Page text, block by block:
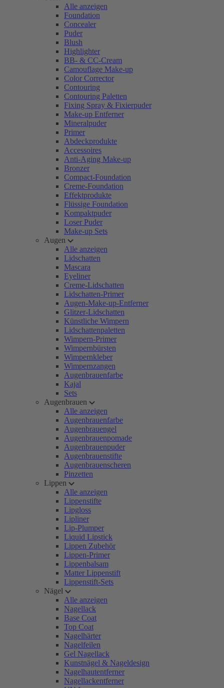
Alle anzeigen
Foundation
Concealer
Puder
Blush
Highlighter
BB- & CC-Cream
Camouflage Make-up
Color Corrector
Contouring
Contouring Paletten
Fixing Spray & Fixierpuder
Make-up Entferner
Mineralpuder
Primer
Abdeckprodukte
Accessoires
Anti-Aging Make-up
Bronzer
Compact-Foundation
Creme-Foundation
Effektprodukte
Flüssige Foundation
Kompaktpuder
Loser Puder
Make-up Sets
Augen
Alle anzeigen
Lidschatten
Mascara
Eyeliner
Creme-Lidschatten
Lidschatten-Primer
Augen-Make-up-Entferner
Glitzer-Lidschatten
Künstliche Wimpern
Lidschattenpaletten
Wimpern-Primer
Wimpernbürsten
Wimpernkleber
Wimpernzangen
Augenbrauenfarbe
Kajal
Sets
Augenbrauen
Alle anzeigen
Augenbrauenfarbe
Augenbrauengel
Augenbrauenpomade
Augenbrauenpuder
Augenbrauenstifte
Augenbrauenscheren
Pinzetten
Lippen
Alle anzeigen
Lippenstifte
Lipgloss
Lipliner
Lip-Plumper
Liquid Lipstick
Lippen Zubehör
Lippen-Primer
Lippenbalsam
Matter Lippenstift
Lippenstift-Sets
Nägel
Alle anzeigen
Nagellack
Base Coat
Top Coat
Nagelhärter
Nagelfeilen
Gel Nagellack
Kunstnägel & Nageldesign
Nagelhautentferner
Nagellackentferner